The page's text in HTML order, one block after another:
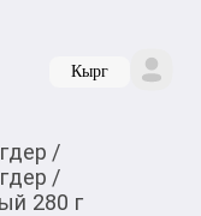
Кырг
/
/
280 г